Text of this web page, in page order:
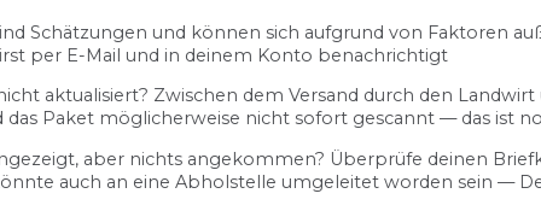
Schätzungen und können sich aufgrund von Faktoren
per E-Mail und in deinem Konto benachrichtigt
aktualisiert? Zwischen dem Versand durch den
das Paket möglicherweise nicht sofort gescannt — das ist
aber nichts angekommen? Überprüfe deinen
auch an eine Abholstelle umgeleitet worden sein —